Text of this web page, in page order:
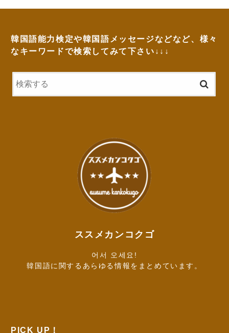
韓国語能力検定や韓国語メッセージなどなど、様々
なキーワードで検索してみて下さい↓↓↓
ススメカンコクゴ
어서 오세요!
韓国語に関するあらゆる情報をまとめています。
PICK UP！